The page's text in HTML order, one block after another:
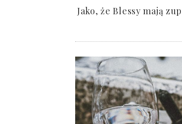
Jako, że Blessy mają